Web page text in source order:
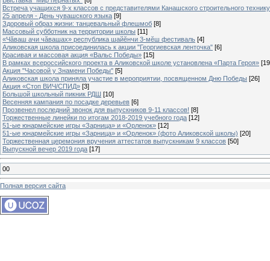
Встреча учащихся 9-х классов с представителями Канашского строительного
25 апреля - День чувашского языка [9]
Здоровый образ жизни: танцевальный флешмоб [8]
Массовый субботник на территории школы [11]
«Чăваш ачи чăвашах» республика шайĕнчи 3-мĕш фестиваль [4]
Аликовская школа присоединилась к акции "Георгиевская ленточка" [6]
Красивая и массовая акция «Вальс Победы» [15]
В рамках всероссийского проекта в Аликовской школе установлена «Парта Героя»
Акция "Часовой у Знамени Победы" [5]
Аликовская школа приняла участие в мероприятии, посвященном Дню Победы [26]
Акция «Стоп ВИЧ/СПИД» [3]
Большой школьный пикник РДШ [10]
Весенняя кампания по посадке деревьев [6]
Прозвенел последний звонок для выпускников 9-11 классов! [8]
Торжественные линейки по итогам 2018-2019 учебного года [12]
51-ые юнармейские игры «Зарница» и «Орленок» [12]
51-ые юнармейские игры «Зарница» и «Орленок» (фото Аликовской школы) [20]
Торжественная церемония вручения аттестатов выпускникам 9 классов [50]
Выпускной вечер 2019 года [17]
00
Полная версия сайта